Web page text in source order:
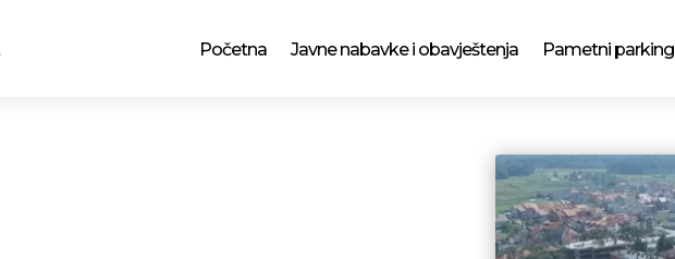
Početna Javne nabavke i obavještenja Pametni parking